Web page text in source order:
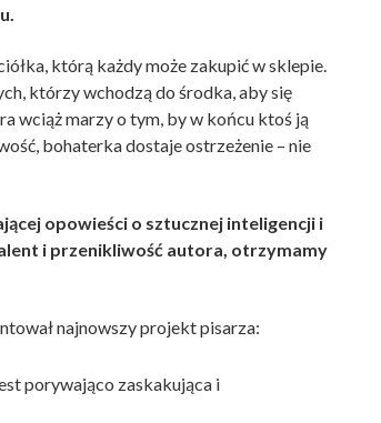
którą każdy może zakupić w sklepie.
którzy wchodzą do środka, aby się
wciąż marzy o tym, by w końcu ktoś ją
bohaterka dostaje ostrzeżenie – nie
opowieści o sztucznej inteligencji i
i przenikliwość autora, otrzymamy
najnowszy projekt pisarza:
porywająco zaskakująca i